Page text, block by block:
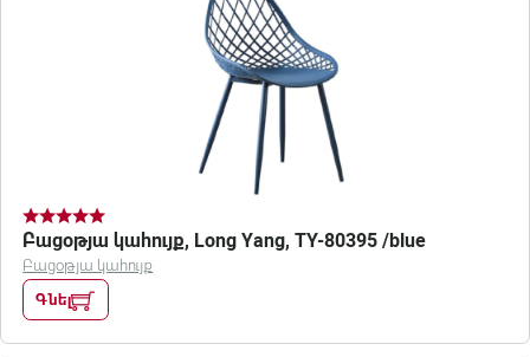
Բացօթյա կահույք, Long Yang, TY-80395 /blue
Բացօթյա կահույք
Գնել